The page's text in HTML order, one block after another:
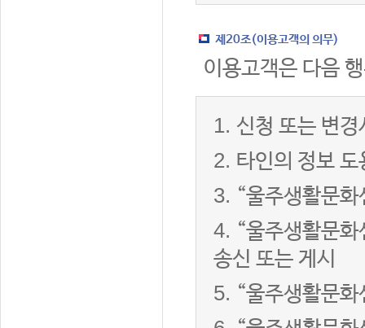
제20조(이용고객의 의무)
이용고객은 다음
1. 신청 또는 변
2. 타인의 정보 도
3. “울주생활문
4. “울주생활문
송신 또는 게시
5. “울주생활문